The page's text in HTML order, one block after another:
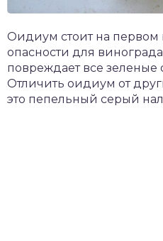
Оидиум стоит на первом
опасности для
повреждает все зеленые
Отличить оидиум от
это пепельный серый